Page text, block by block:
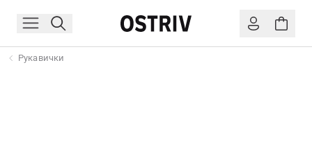
Рукавички